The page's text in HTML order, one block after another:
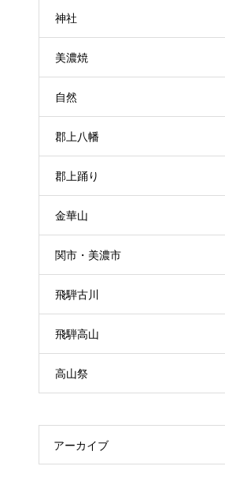
神社
美濃焼
自然
郡上八幡
郡上踊り
金華山
関市・美濃市
飛騨古川
飛騨高山
高山祭
アーカイブ